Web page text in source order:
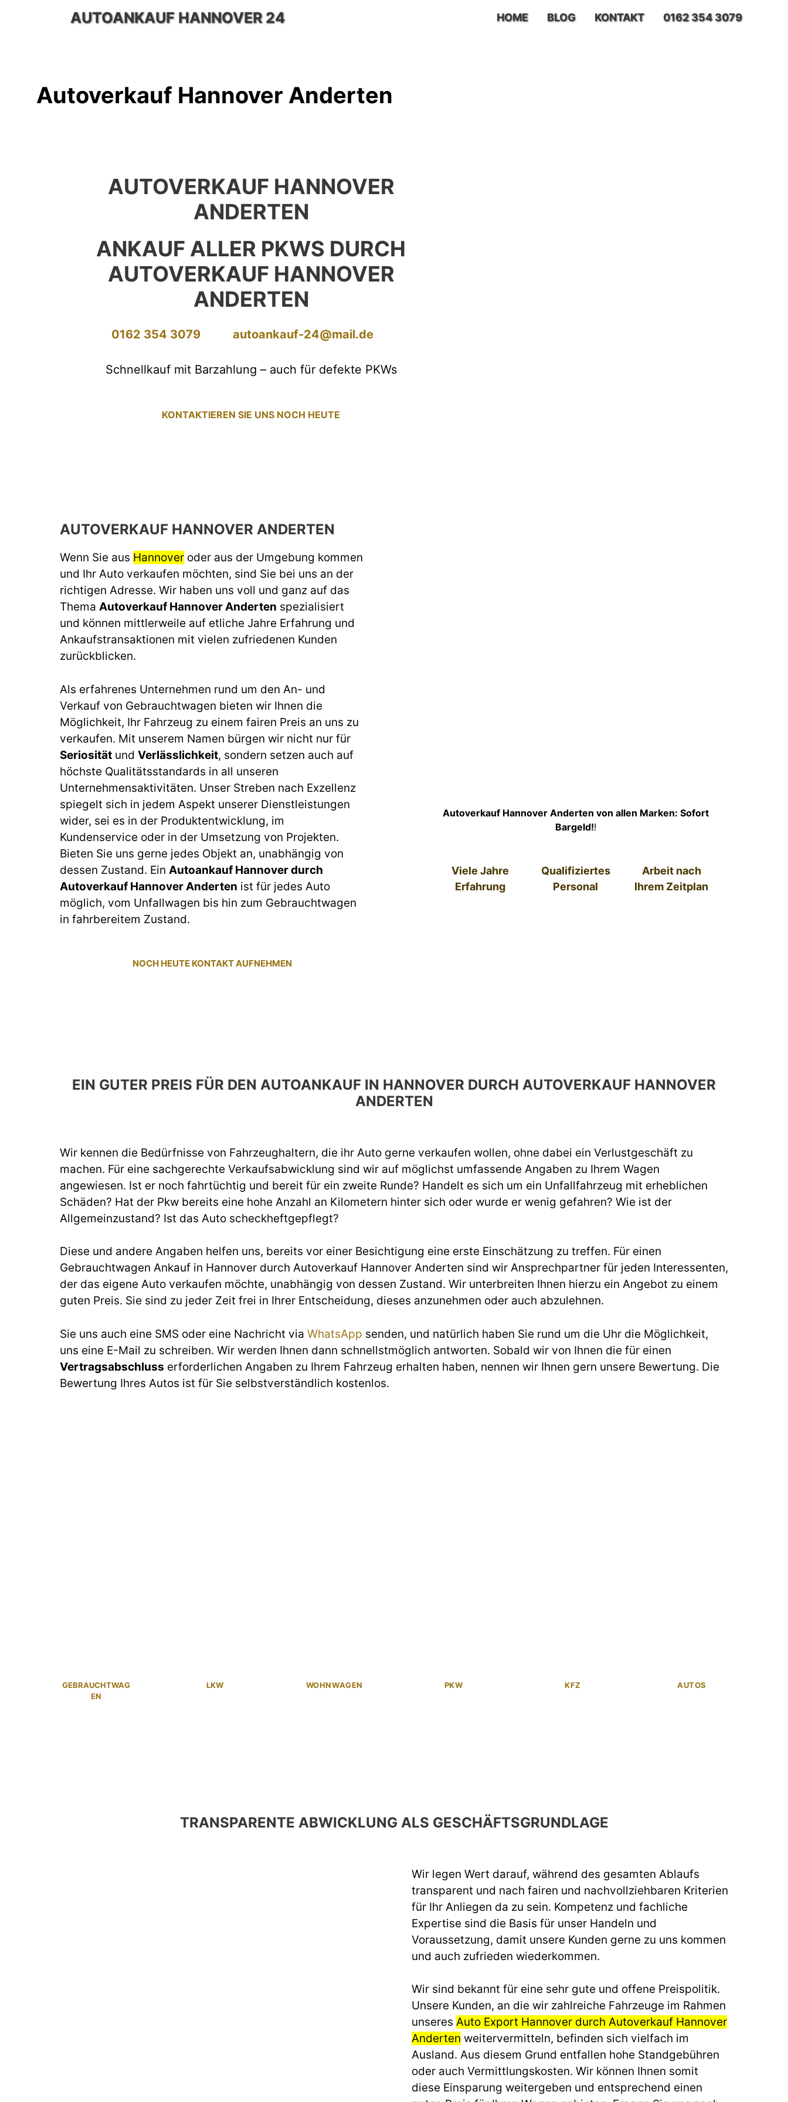
AUTOANKAUF HANNOVER 24 HOME BLOG KONTAKT 0162 354 3079
Autoverkauf Hannover Anderten
AUTOVERKAUF HANNOVER
ANDERTEN
ANKAUF ALLER PKWS DURCH
AUTOVERKAUF HANNOVER
ANDERTEN
0162 354 3079 autoankauf-24@mail.de
Schnellkauf mit Barzahlung – auch für defekte PKWs
KONTAKTIEREN SIE UNS NOCH HEUTE
AUTOVERKAUF HANNOVER ANDERTEN
Wenn Sie aus Hannover oder aus der Umgebung kommen
und Ihr Auto verkaufen möchten, sind Sie bei uns an der
richtigen Adresse. Wir haben uns voll und ganz auf das
Thema Autoverkauf Hannover Anderten spezialisiert
und können mittlerweile auf etliche Jahre Erfahrung und
Ankaufstransaktionen mit vielen zufriedenen Kunden
zurückblicken.
Als erfahrenes Unternehmen rund um den An- und
Verkauf von Gebrauchtwagen bieten wir Ihnen die
Möglichkeit, Ihr Fahrzeug zu einem fairen Preis an uns zu
verkaufen. Mit unserem Namen bürgen wir nicht nur für
Seriosität und Verlässlichkeit, sondern setzen auch auf
höchste Qualitätsstandards in all unseren
Unternehmensaktivitäten. Unser Streben nach Exzellenz
spiegelt sich in jedem Aspekt unserer Dienstleistungen
wider, sei es in der Produktentwicklung, im
Kundenservice oder in der Umsetzung von Projekten.
Bieten Sie uns gerne jedes Objekt an, unabhängig von
dessen Zustand. Ein Autoankauf Hannover durch
Autoverkauf Hannover Anderten ist für jedes Auto
möglich, vom Unfallwagen bis hin zum Gebrauchtwagen
in fahrbereitem Zustand.
NOCH HEUTE KONTAKT AUFNEHMEN
Autoverkauf Hannover Anderten von allen Marken: Sofort
Bargeld!!
Viele Jahre
Erfahrung
Qualifiziertes
Personal
Arbeit nach
Ihrem Zeitplan
EIN GUTER PREIS FÜR DEN AUTOANKAUF IN HANNOVER DURCH AUTOVERKAUF HANNOVER
ANDERTEN
Wir kennen die Bedürfnisse von Fahrzeughaltern, die ihr Auto gerne verkaufen wollen, ohne dabei ein Verlustgeschäft zu
machen. Für eine sachgerechte Verkaufsabwicklung sind wir auf möglichst umfassende Angaben zu Ihrem Wagen
angewiesen. Ist er noch fahrtüchtig und bereit für ein zweite Runde? Handelt es sich um ein Unfallfahrzeug mit erheblichen
Schäden? Hat der Pkw bereits eine hohe Anzahl an Kilometern hinter sich oder wurde er wenig gefahren? Wie ist der
Allgemeinzustand? Ist das Auto scheckheftgepflegt?
Diese und andere Angaben helfen uns, bereits vor einer Besichtigung eine erste Einschätzung zu treffen. Für einen
Gebrauchtwagen Ankauf in Hannover durch Autoverkauf Hannover Anderten sind wir Ansprechpartner für jeden Interessenten,
der das eigene Auto verkaufen möchte, unabhängig von dessen Zustand. Wir unterbreiten Ihnen hierzu ein Angebot zu einem
guten Preis. Sie sind zu jeder Zeit frei in Ihrer Entscheidung, dieses anzunehmen oder auch abzulehnen.
Sie uns auch eine SMS oder eine Nachricht via WhatsApp senden, und natürlich haben Sie rund um die Uhr die Möglichkeit,
uns eine E-Mail zu schreiben. Wir werden Ihnen dann schnellstmöglich antworten. Sobald wir von Ihnen die für einen
Vertragsabschluss erforderlichen Angaben zu Ihrem Fahrzeug erhalten haben, nennen wir Ihnen gern unsere Bewertung. Die
Bewertung Ihres Autos ist für Sie selbstverständlich kostenlos.
GEBRAUCHTWAG
EN
LKW WOHNWAGEN PKW KFZ AUTOS
TRANSPARENTE ABWICKLUNG ALS GESCHÄFTSGRUNDLAGE
Wir legen Wert darauf, während des gesamten Ablaufs
transparent und nach fairen und nachvollziehbaren Kriterien
für Ihr Anliegen da zu sein. Kompetenz und fachliche
Expertise sind die Basis für unser Handeln und
Voraussetzung, damit unsere Kunden gerne zu uns kommen
und auch zufrieden wiederkommen.
Wir sind bekannt für eine sehr gute und offene Preispolitik.
Unsere Kunden, an die wir zahlreiche Fahrzeuge im Rahmen
unseres Auto Export Hannover durch Autoverkauf Hannover
Anderten weitervermitteln, befinden sich vielfach im
Ausland. Aus diesem Grund entfallen hohe Standgebühren
oder auch Vermittlungskosten. Wir können Ihnen somit
diese Einsparung weitergeben und entsprechend einen